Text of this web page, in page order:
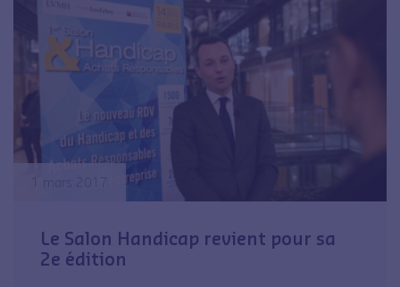
Le Salon Handicap revient pour sa
2e édition